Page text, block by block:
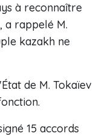
à reconnaître
a rappelé M.
kazakh ne
de M. Tokaïev
15 accords